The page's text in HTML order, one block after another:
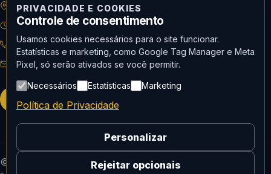
R: Horácio de Castilho, 284 Vila Maria | São Paulo-SP
08h às 18h | Seg. a Qui. | 08h às 17h | Sex.
11 3488-9300 RECEPÇÃO
recepcao@almont.com.br
Solicitar orçamento
© 2026 Almont do Brasil — Todos os direitos reservados.
PRIVACIDADE E COOKIES
Controle de consentimento
Usamos cookies necessários para o site funcionar.
Estatísticas e marketing, como Google Tag Manager e Meta
Pixel, só serão ativados se você permitir.
Necessários Estatísticas Marketing
Política de Privacidade
Personalizar
Rejeitar opcionais